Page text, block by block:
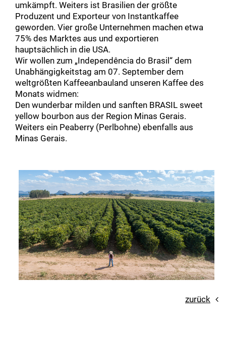
umkämpft. Weiters ist Brasilien der größte
Produzent und Exporteur von Instantkaffee
geworden. Vier große Unternehmen machen etwa
75% des Marktes aus und exportieren
hauptsächlich in die USA.
Wir wollen zum „Independência do Brasil“ dem
Unabhängigkeitstag am 07. September dem
weltgrößten Kaffeeanbauland unseren Kaffee des
Monats widmen:
Den wunderbar milden und sanften BRASIL sweet
yellow bourbon aus der Region Minas Gerais.
Weiters ein Peaberry (Perlbohne) ebenfalls aus
Minas Gerais.
zurück